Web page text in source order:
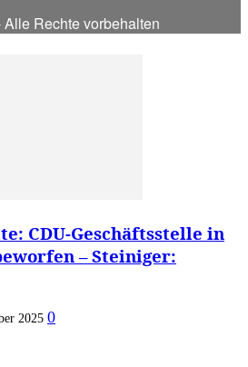
Rechte vorbehalten
CDU-Geschäftsstelle in
– Steiniger:
2025 0